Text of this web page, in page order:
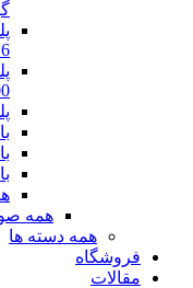
همه
همه دسته ها
فروشگاه
مقالات